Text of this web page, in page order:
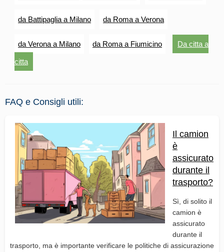
da Battipaglia a Milano da Roma a Verona
da Verona a Milano da Roma a Fiumicino Da citta a
citta
FAQ e Consigli utili:
Il camion
è
assicurato
durante il
trasporto?
Sì, di solito il
camion è
assicurato
durante il
trasporto, ma è importante verificare le politiche di assicurazione